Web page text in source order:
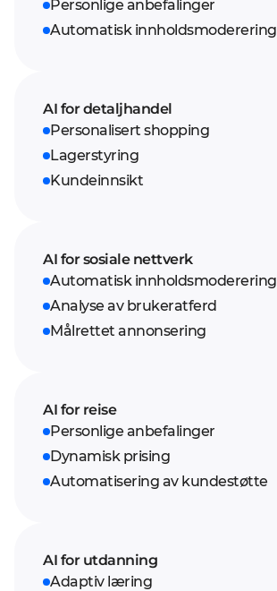
Personlige anbefalinger
Automatisk innholdsmoderering
AI for detaljhandel
Personalisert shopping
Lagerstyring
Kundeinnsikt
AI for sosiale nettverk
Automatisk innholdsmoderering
Analyse av brukeratferd
Målrettet annonsering
AI for reise
Personlige anbefalinger
Dynamisk prising
Automatisering av kundestøtte
AI for utdanning
Adaptiv læring